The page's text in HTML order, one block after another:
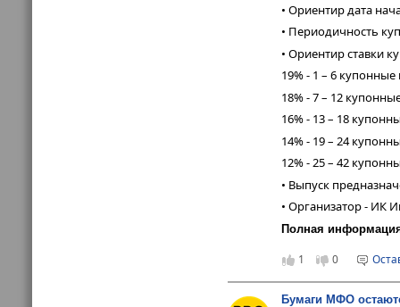
• Ориентир дата
• Периодичность
• Ориентир ставки
19% - 1 – 6
18% - 7 – 12
16% - 13 – 18
14% - 19 – 24
12% - 25 – 42
• Выпуск
• Организатор - ИК
Полная
1 0
Бумаги МФО